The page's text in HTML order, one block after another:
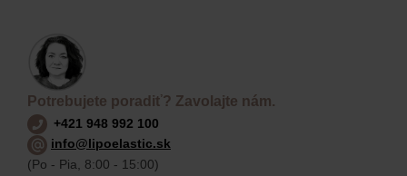
Potrebujete poradiť? Zavolajte nám.
+421 948 992 100
info@lipoelastic.sk
(Po - Pia, 8:00 - 15:00)